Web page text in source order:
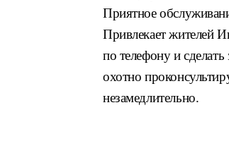
Приятное
Привлекает жителей
по телефону и
охотно
незамедлительно.